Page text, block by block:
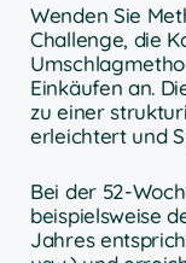
Wenden Sie
Challenge, die
Einkäufen an.
zu einer
erleichtert und
Bei der 52-
beispielsweise
Jahres